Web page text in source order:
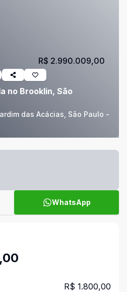
no Brooklin, São
das Acácias, São Paulo -
R$ 2.990.009,00
WhatsApp
R$ 1.800,00